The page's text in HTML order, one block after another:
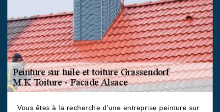
Vous êtes à la recherche d’une entreprise peinture sur